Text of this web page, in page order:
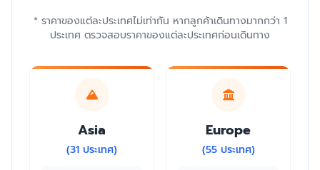
* ราคาของแต่ละประเทศไม่เท่ากัน หากลูกค้าเดินทางมากกว่า 1
ประเทศ ตรวจสอบราคาของแต่ละประเทศก่อนเดินทาง
Asia
(31 ประเทศ)
Europe
(55 ประเทศ)